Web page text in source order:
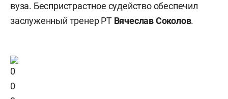
вуза. Беспристрастное судейство обеспечил
заслуженный тренер РТ Вячеслав Соколов.